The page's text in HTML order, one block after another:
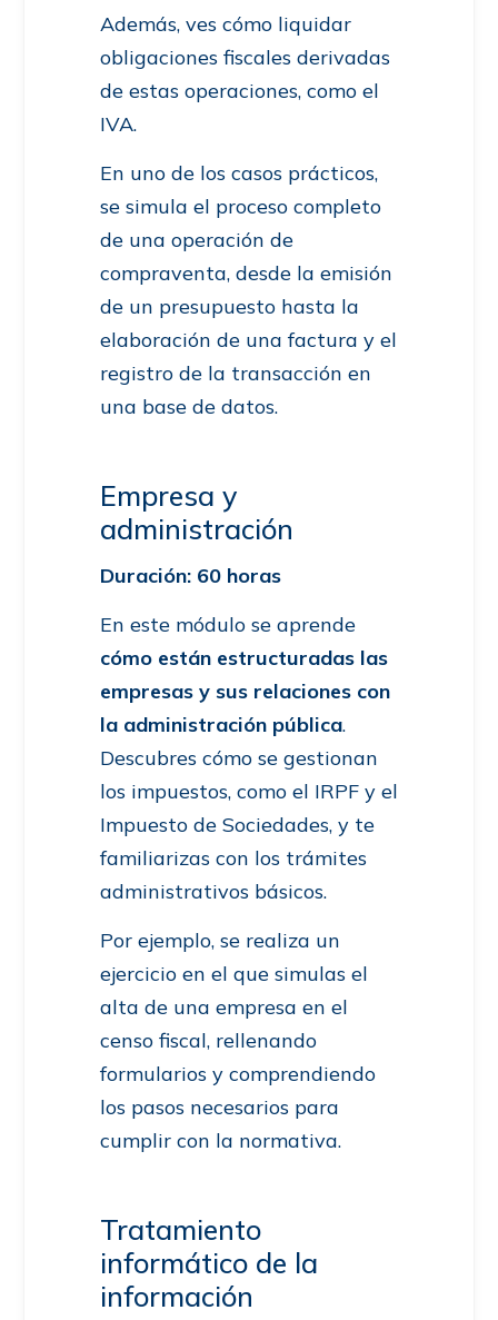
Además, ves cómo liquidar
obligaciones fiscales derivadas
de estas operaciones, como el
IVA.
En uno de los casos prácticos,
se simula el proceso completo
de una operación de
compraventa, desde la emisión
de un presupuesto hasta la
elaboración de una factura y el
registro de la transacción en
una base de datos.
Empresa y
administración
Duración: 60 horas
En este módulo se aprende
cómo están estructuradas las
empresas y sus relaciones con
la administración pública.
Descubres cómo se gestionan
los impuestos, como el IRPF y el
Impuesto de Sociedades, y te
familiarizas con los trámites
administrativos básicos.
Por ejemplo, se realiza un
ejercicio en el que simulas el
alta de una empresa en el
censo fiscal, rellenando
formularios y comprendiendo
los pasos necesarios para
cumplir con la normativa.
Tratamiento
informático de la
información